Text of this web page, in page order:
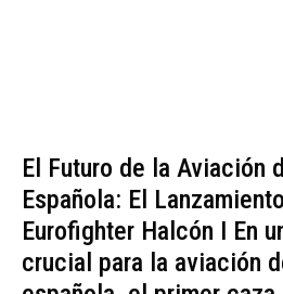
El Futuro de la Aviación
Española: El
Eurofighter Halcón I En
crucial para la aviación